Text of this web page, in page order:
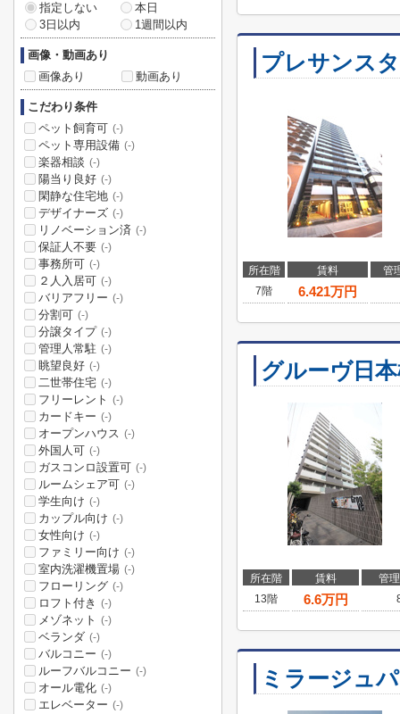
プレサンス
所在階 賃料
管
7階
6.421万円
グルーヴ日
所在階 賃料
管
13階
6.6万円
ミラージュ
指定しない
本日
3日以内
1週間以内
画像・動画あり
画像あり
動画あり
こだわり条件
ペット飼育可 (-)
ペット専用設備 (-)
楽器相談 (-)
陽当り良好 (-)
閑静な住宅地 (-)
デザイナーズ (-)
リノベーション済 (-)
保証人不要 (-)
事務所可 (-)
２人入居可 (-)
バリアフリー (-)
分割可 (-)
分譲タイプ (-)
管理人常駐 (-)
眺望良好 (-)
二世帯住宅 (-)
フリーレント (-)
カードキー (-)
オープンハウス (-)
外国人可 (-)
ガスコンロ設置可 (-)
ルームシェア可 (-)
学生向け (-)
カップル向け (-)
女性向け (-)
ファミリー向け (-)
室内洗濯機置場 (-)
フローリング (-)
ロフト付き (-)
メゾネット (-)
ベランダ (-)
バルコニー (-)
ルーフバルコニー (-)
オール電化 (-)
エレベーター (-)